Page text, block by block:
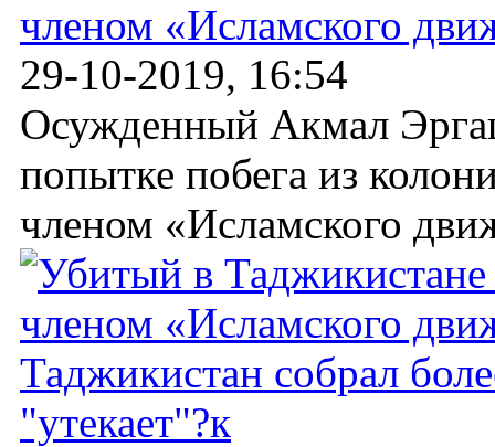
членом «Исламского
29-10-2019, 16:54
Осужденный Акмал
попытке побега из
членом «Исламского
Таджикистан собрал
"утекает"?к